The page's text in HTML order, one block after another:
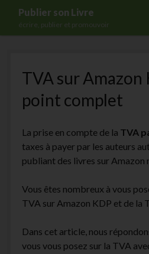
Publier son Livre
écrire, publier et promouvoir
Formations
Services
Auto-édition
Maisons d’édition
Ecriture
Actualités
A propos
Contact
TVA sur Amazon
point complet
La prise en compte de la TVA
taxes à payer par les auteurs
publiant des livres sur Amazon
Vous êtes nombreux à vous
TVA sur Amazon KDP et de la
Dans cet article, nous
vous vous posez sur la TVA